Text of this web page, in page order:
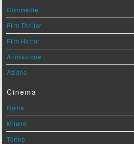
Commedie
Film Thriller
Film Horror
Animazione
Azione
Cinema
Roma
Milano
Torino